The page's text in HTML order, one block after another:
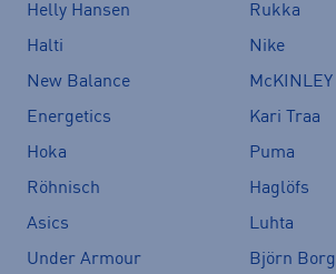
Helly Hansen
Rukka
Halti
Nike
New Balance
McKINLEY
Energetics
Kari Traa
Hoka
Puma
Röhnisch
Haglöfs
Asics
Luhta
Under Armour
Björn Borg